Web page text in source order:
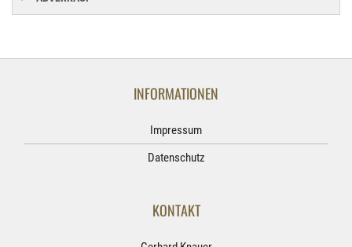
INFORMATIONEN
Impressum
Datenschutz
KONTAKT